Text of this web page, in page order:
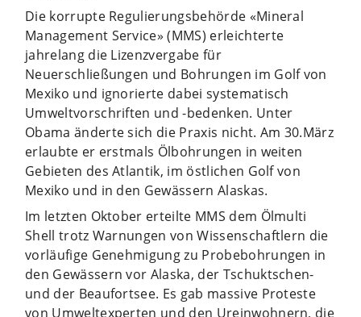
Die korrupte Regulierungsbehörde «Mineral
Management Service» (MMS) erleichterte
jahrelang die Lizenzvergabe für
Neuerschließungen und Bohrungen im Golf von
Mexiko und ignorierte dabei systematisch
Umweltvorschriften und -bedenken. Unter
Obama änderte sich die Praxis nicht. Am 30.März
erlaubte er erstmals Ölbohrungen in weiten
Gebieten des Atlantik, im östlichen Golf von
Mexiko und in den Gewässern Alaskas.
Im letzten Oktober erteilte MMS dem Ölmulti
Shell trotz Warnungen von Wissenschaftlern die
vorläufige Genehmigung zu Probebohrungen in
den Gewässern vor Alaska, der Tschuktschen-
und der Beaufortsee. Es gab massive Proteste
von Umweltexperten und den Ureinwohnern, die